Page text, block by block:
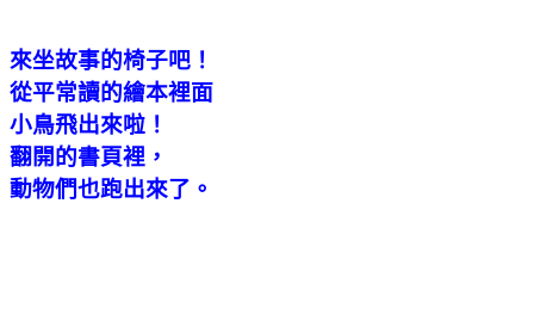
來坐故事的椅子吧！
從平常讀的繪本裡面
小鳥飛出來啦！
翻開的書頁裡，
動物們也跑出來了。